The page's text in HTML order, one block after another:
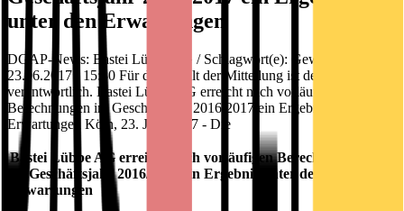
unter den Erwartungen
DGAP-News: Bastei Lübbe AG / Schlagwort(e): Gewinnwarnung
23.06.2017 / 15:30 Für den Inhalt der Mitteilung ist der Emittent
verantwortlich. Bastei Lübbe AG erreicht nach vorläufigen
Berechnungen im Geschäftsjahr 2016/2017 ein Ergebnis unter den
Erwartungen Köln, 23. Juni 2017 - Die
Bastei Lübbe AG erreicht nach vorläufigen Berechnungen
im Geschäftsjahr 2016/2017 ein Ergebnis unter den
Erwartungen